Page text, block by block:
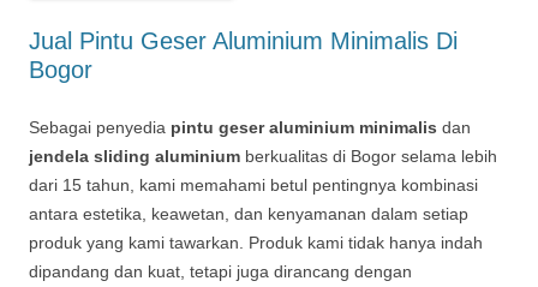
Jual Pintu Geser Aluminium Minimalis Di
Bogor
Sebagai penyedia pintu geser aluminium minimalis dan
jendela sliding aluminium berkualitas di Bogor selama lebih
dari 15 tahun, kami memahami betul pentingnya kombinasi
antara estetika, keawetan, dan kenyamanan dalam setiap
produk yang kami tawarkan. Produk kami tidak hanya indah
dipandang dan kuat, tetapi juga dirancang dengan